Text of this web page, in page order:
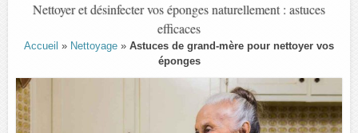
Nettoyer et désinfecter vos éponges naturellement : astuces
efficaces
Accueil » Nettoyage » Astuces de grand-mère pour nettoyer vos
éponges